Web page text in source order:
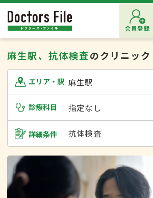
会員登録
麻生駅、抗体検査のクリニッ
エリア・駅 麻生駅
診療科目 指定なし
詳細条件 抗体検査